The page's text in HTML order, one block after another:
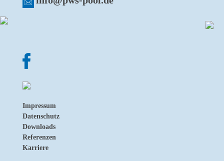
Impressum
Datenschutz
Downloads
Referenzen
Karriere